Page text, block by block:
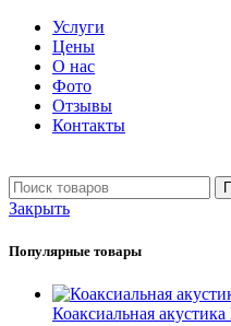
Услуги
Цены
О нас
Фото
Отзывы
Контакты
Закрыть
Популярные товары
Коаксиальная